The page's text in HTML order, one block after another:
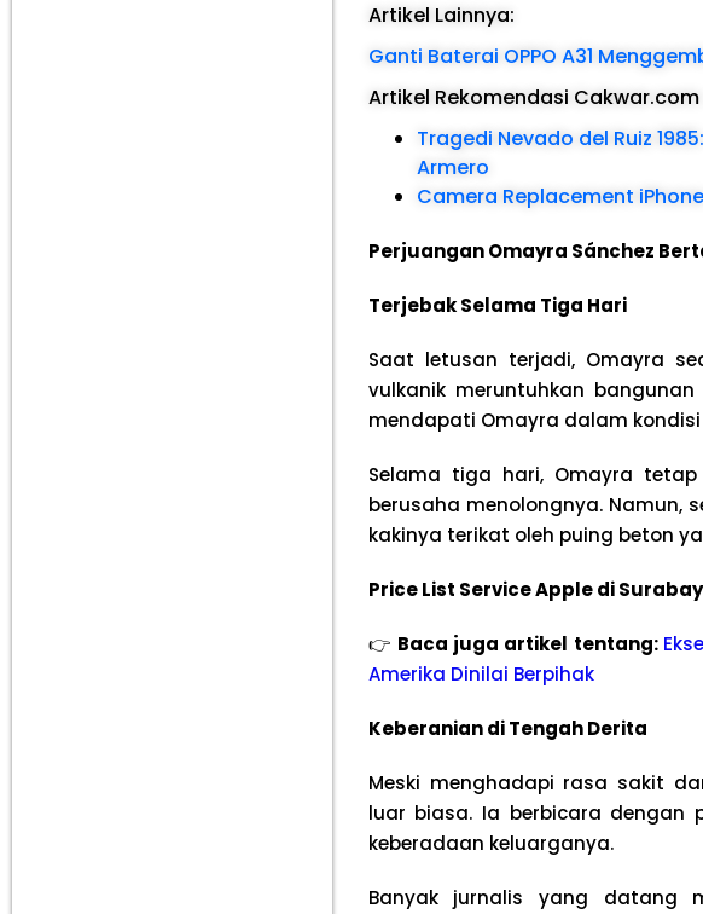
Artikel Lainnya:
Ganti Baterai OPPO A31
Artikel Rekomendasi Cakwar.com
Tragedi Nevado del Ruiz
Armero
Camera Replacement
Perjuangan Omayra Sánchez
Terjebak Selama Tiga Hari
Saat letusan terjadi, Omayra
vulkanik meruntuhkan
mendapati Omayra dalam
Selama tiga hari, Omayra
berusaha menolongnya. Namun,
kakinya terikat oleh puing beton
Price List Service Apple di
👉 Baca juga artikel tentang:
Amerika Dinilai Berpihak
Keberanian di Tengah Derita
Meski menghadapi rasa sakit
luar biasa. Ia berbicara dengan
keberadaan keluarganya.
Banyak jurnalis yang datang